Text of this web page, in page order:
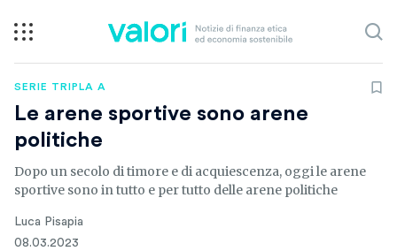
SERIE TRIPLA A
Le arene sportive sono arene
politiche
Dopo un secolo di timore e di acquiescenza, oggi le arene
sportive sono in tutto e per tutto delle arene politiche
Luca Pisapia
08.03.2023